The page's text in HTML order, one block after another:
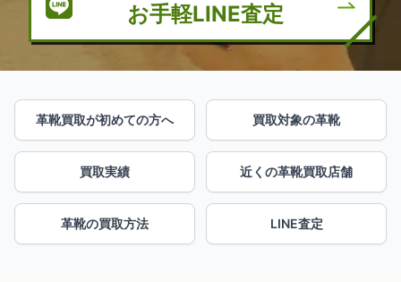
お手軽LINE査定
革靴買取が初めての方へ 買取対象の革靴
買取実績 近くの革靴買取店舗
革靴の買取方法 LINE査定